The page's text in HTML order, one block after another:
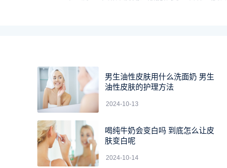
男生油性皮肤用什么洗面奶 男生
油性皮肤的护理方法
2024-10-13
喝纯牛奶会变白吗​ 到底怎么让皮
肤变白呢
2024-10-14